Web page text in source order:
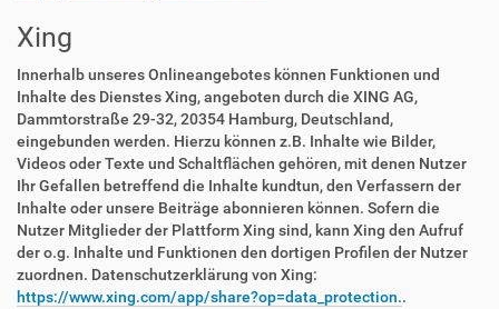
Xing
Innerhalb unseres Onlineangebotes können Funktionen und
Inhalte des Dienstes Xing, angeboten durch die XING AG,
Dammtorstraße 29-32, 20354 Hamburg, Deutschland,
eingebunden werden. Hierzu können z.B. Inhalte wie Bilder,
Videos oder Texte und Schaltflächen gehören, mit denen Nutzer
Ihr Gefallen betreffend die Inhalte kundtun, den Verfassern der
Inhalte oder unsere Beiträge abonnieren können. Sofern die
Nutzer Mitglieder der Plattform Xing sind, kann Xing den Aufruf
der o.g. Inhalte und Funktionen den dortigen Profilen der Nutzer
zuordnen. Datenschutzerklärung von Xing:
https://www.xing.com/app/share?op=data_protection..